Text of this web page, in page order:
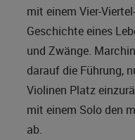
mit einem Vier-
Geschichte eines
und Zwänge.
darauf die Führung,
Violinen Platz
mit einem Solo den
ab.